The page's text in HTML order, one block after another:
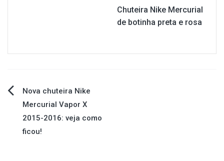
Chuteira Nike Mercurial
de botinha preta e rosa
Navegação
de
Post
Nova chuteira Nike
Mercurial Vapor X
2015-2016: veja como
ficou!